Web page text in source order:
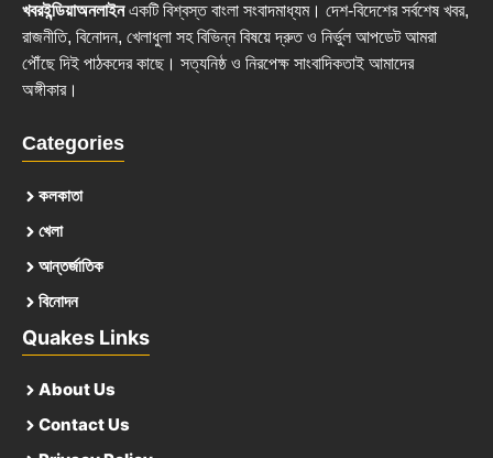
খবরইন্ডিয়াঅনলাইনএকটি বিশ্বস্ত বাংলা সংবাদমাধ্যম। দেশ-বিদেশের সর্বশেষ খবর,
রাজনীতি, বিনোদন, খেলাধুলা সহ বিভিন্ন বিষয়ে দ্রুত ও নির্ভুল আপডেট আমরা
পৌঁছে দিই পাঠকদের কাছে। সত্যনিষ্ঠ ও নিরপেক্ষ সাংবাদিকতাই আমাদের
অঙ্গীকার।
Categories
কলকাতা
খেলা
আন্তর্জাতিক
বিনোদন
Quakes Links
About Us
Contact Us